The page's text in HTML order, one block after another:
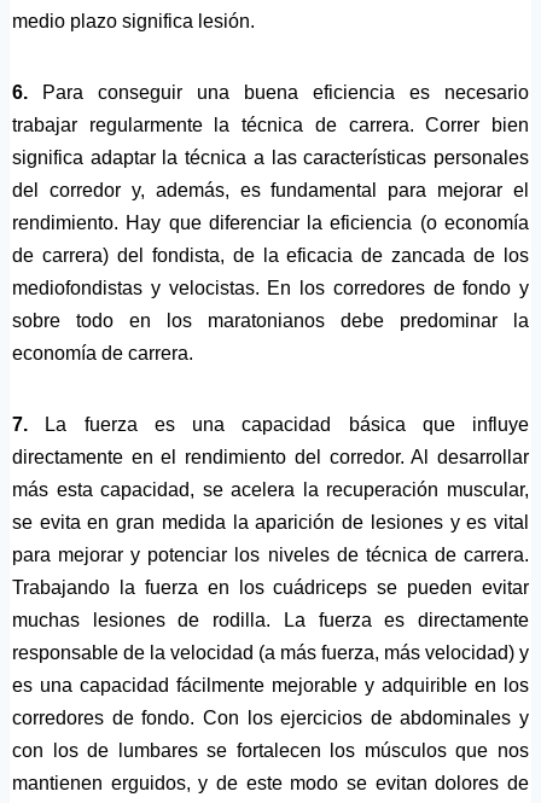
medio plazo significa lesión.
6. Para conseguir una buena eficiencia es necesario
trabajar regularmente la técnica de carrera. Correr bien
significa adaptar la técnica a las características personales
del corredor y, además, es fundamental para mejorar el
rendimiento. Hay que diferenciar la eficiencia (o economía
de carrera) del fondista, de la eficacia de zancada de los
mediofondistas y velocistas. En los corredores de fondo y
sobre todo en los maratonianos debe predominar la
economía de carrera.
7. La fuerza es una capacidad básica que influye
directamente en el rendimiento del corredor. Al desarrollar
más esta capacidad, se acelera la recuperación muscular,
se evita en gran medida la aparición de lesiones y es vital
para mejorar y potenciar los niveles de técnica de carrera.
Trabajando la fuerza en los cuádriceps se pueden evitar
muchas lesiones de rodilla. La fuerza es directamente
responsable de la velocidad (a más fuerza, más velocidad) y
es una capacidad fácilmente mejorable y adquirible en los
corredores de fondo. Con los ejercicios de abdominales y
con los de lumbares se fortalecen los músculos que nos
mantienen erguidos, y de este modo se evitan dolores de